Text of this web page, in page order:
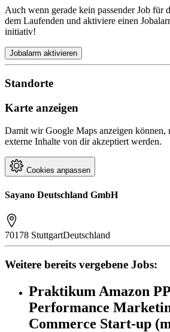
Auch wenn gerade kein passender Job für
dem Laufenden und aktiviere einen
initiativ!
Jobalarm aktivieren
Standorte
Karte anzeigen
Damit wir Google Maps anzeigen können,
externe Inhalte von dir akzeptiert werden.
Cookies anpassen
Sayano Deutschland GmbH
70178 StuttgartDeutschland
Weitere bereits vergebene Jobs:
Praktikum Amazon
Performance
Commerce Start-up